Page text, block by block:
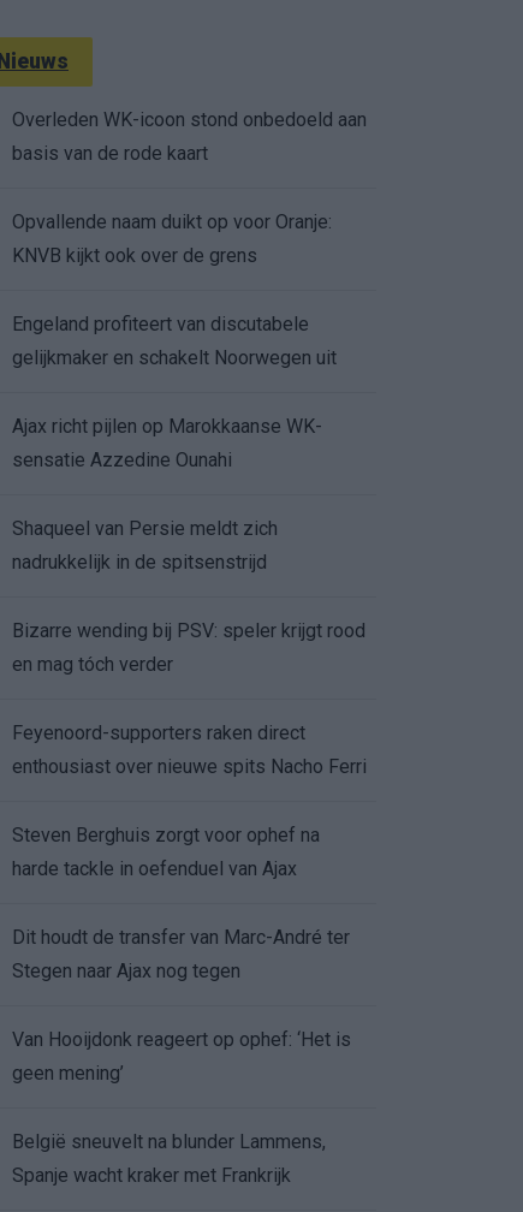
Nieuws
Overleden WK-icoon stond onbedoeld aan
basis van de rode kaart
Opvallende naam duikt op voor Oranje:
KNVB kijkt ook over de grens
Engeland profiteert van discutabele
gelijkmaker en schakelt Noorwegen uit
Ajax richt pijlen op Marokkaanse WK-
sensatie Azzedine Ounahi
Shaqueel van Persie meldt zich
nadrukkelijk in de spitsenstrijd
Bizarre wending bij PSV: speler krijgt rood
en mag tóch verder
Feyenoord-supporters raken direct
enthousiast over nieuwe spits Nacho Ferri
Steven Berghuis zorgt voor ophef na
harde tackle in oefenduel van Ajax
Dit houdt de transfer van Marc-André ter
Stegen naar Ajax nog tegen
Van Hooijdonk reageert op ophef: ‘Het is
geen mening’
België sneuvelt na blunder Lammens,
Spanje wacht kraker met Frankrijk